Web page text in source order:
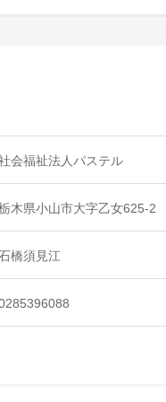
会福祉法人パステル
木県小山市大字乙女625-2
橋須見江